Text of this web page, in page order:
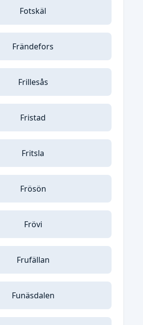
Fotskäl
Frändefors
Frillesås
Fristad
Fritsla
Frösön
Frövi
Frufällan
Funäsdalen